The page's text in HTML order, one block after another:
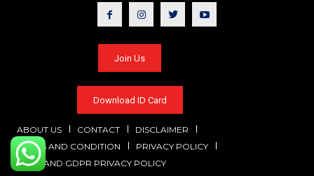
Join Us
Download ID Card
ABOUT US CONTACT
DISCLAIMER
TERMS AND CONDITION
PRIVACY POLICY
CCPA AND GDPR PRIVACY POLICY